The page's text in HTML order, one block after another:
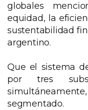
globales
equidad, la
sustentabilidad
argentino.
Que el sistema
por tres
segmentado.